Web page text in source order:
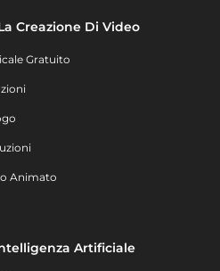
Creazione Di Video
Gratuito
Animato
Artificiale